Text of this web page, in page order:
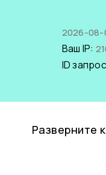
2026-08-
Ваш IP:
ID
Разверните